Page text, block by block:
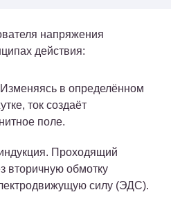
напряжения
действия:
в определённом
ток создаёт
поле.
Проходящий
вторичную обмотку
силу (ЭДС).